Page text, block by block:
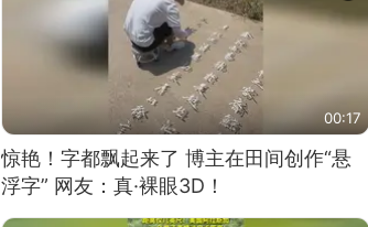
00:17
惊艳！字都飘起来了 博主在田间创作“悬
浮字” 网友：真·裸眼3D！